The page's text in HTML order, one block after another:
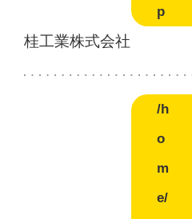
p
桂工業株式会社
/h
o
m
e/